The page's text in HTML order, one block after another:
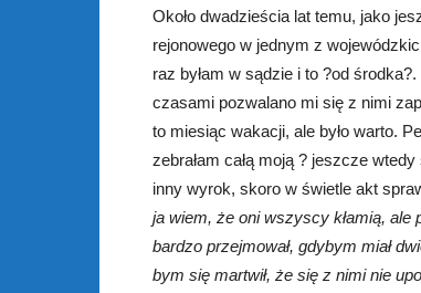
Około dwadzieścia lat temu, jako
rejonowego w jednym z
raz byłam w sądzie i to ?od
czasami pozwalano mi się z nimi
to miesiąc wakacji, ale było warto.
zebrałam całą moją ? jeszcze
inny wyrok, skoro w świetle akt
ja wiem, że oni wszyscy kłamią, ale
bardzo przejmował, gdybym miał
bym się martwił, że się z nimi nie